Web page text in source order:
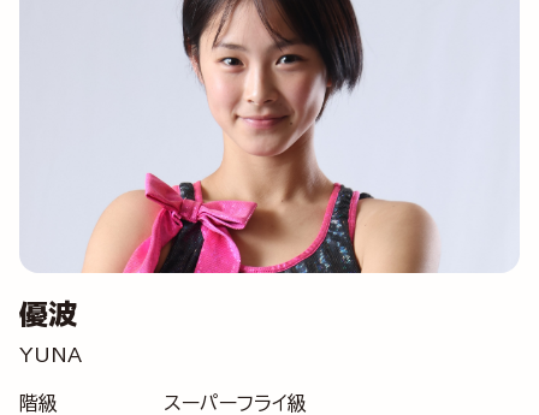
優波
YUNA
階級
スーパーフライ級